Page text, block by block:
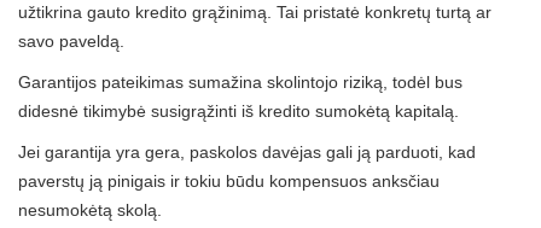
užtikrina gauto kredito grąžinimą. Tai pristatė konkretų turtą ar
savo paveldą.
Garantijos pateikimas sumažina skolintojo riziką, todėl bus
didesnė tikimybė susigrąžinti iš kredito sumokėtą kapitalą.
Jei garantija yra gera, paskolos davėjas gali ją parduoti, kad
paverstų ją pinigais ir tokiu būdu kompensuos anksčiau
nesumokėtą skolą.